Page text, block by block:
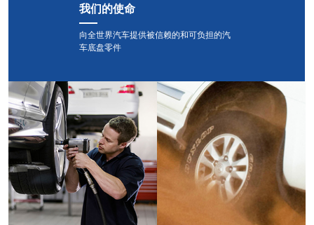
我们的使命
向全世界汽车提供被信赖的和可负担的汽
车底盘零件